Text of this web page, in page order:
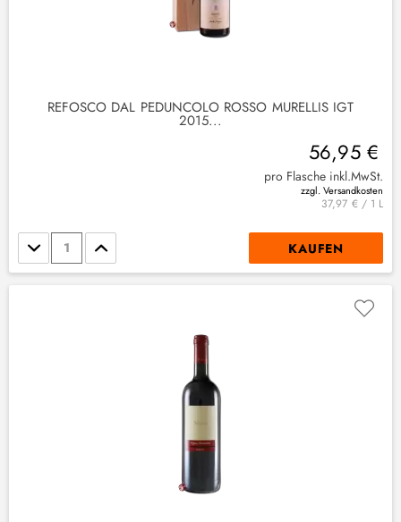
REFOSCO DAL PEDUNCOLO ROSSO MURELLIS IGT
2015...
56,95 €
pro Flasche inkl.MwSt.
zzgl. Versandkosten
37,97 € / 1 L
Stückzahl KAUFEN